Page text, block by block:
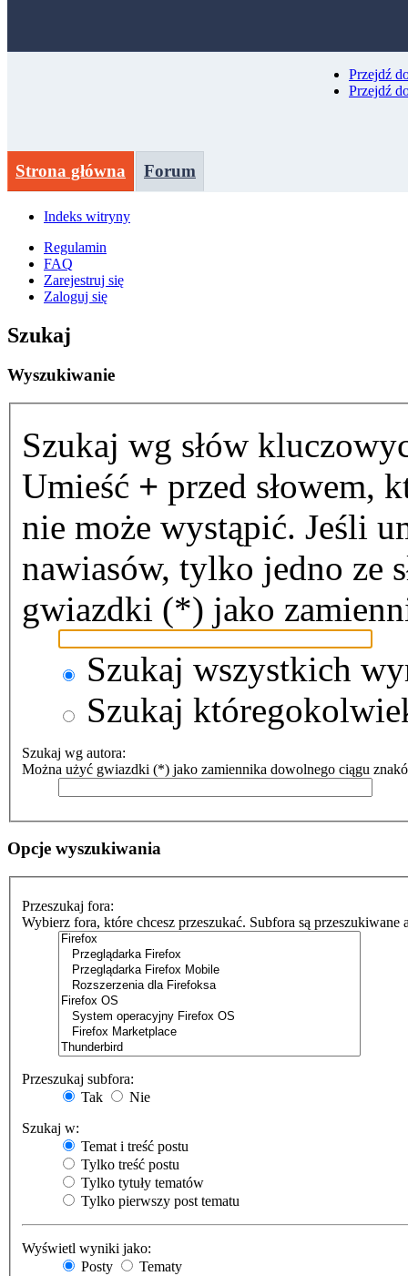
Przejdź
Przejdź
Strona główna Forum
Indeks witryny
Regulamin
FAQ
Zarejestruj się
Zaloguj się
Szukaj
Wyszukiwanie
Szukaj wg słów
Umieść + przed słowem,
nie może wystąpić. Jeśli
nawiasów, tylko jedno ze
gwiazdki (*) jako
Szukaj wszystkich
Szukaj
Szukaj wg autora:
Można użyć gwiazdki (*) jako zamiennika dowolnego ciągu
Opcje wyszukiwania
Przeszukaj fora:
Wybierz fora, które chcesz przeszukać. Subfora są
Przeszukaj subfora:
Tak
Nie
Szukaj w:
Temat i treść postu
Tylko treść postu
Tylko tytuły tematów
Tylko pierwszy post tematu
Wyświetl wyniki jako:
Posty
Tematy